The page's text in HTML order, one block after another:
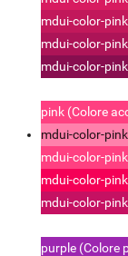
mdui-color-
mdui-color-
mdui-color-
pink (Colore
mdui-color-
mdui-color-
mdui-color-
mdui-color-
purple (Colore